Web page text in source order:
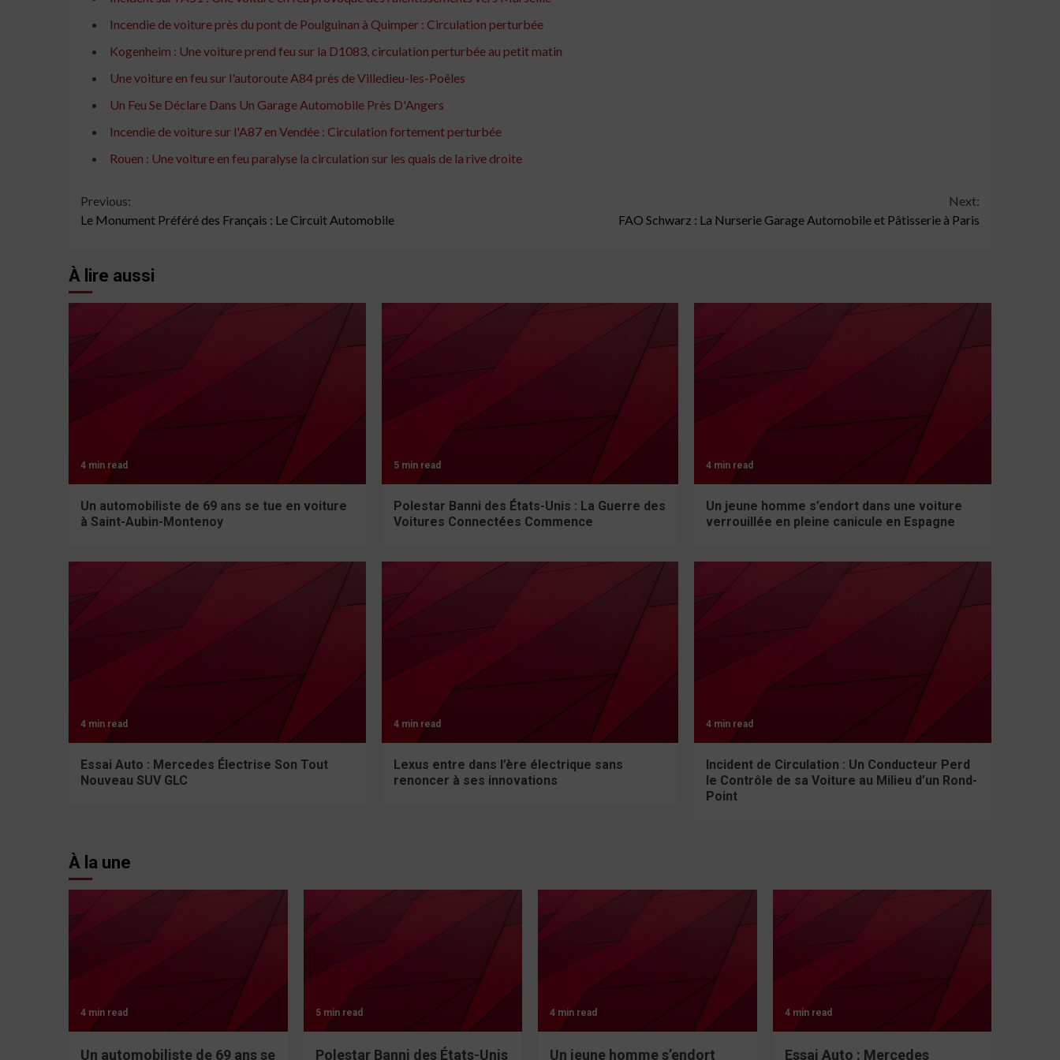
Incendie de voiture près du pont de Poulguinan à Quimper : Circulation perturbée
Kogenheim : Une voiture prend feu sur la D1083, circulation perturbée au petit matin
Une voiture en feu sur l'autoroute A84 près de Villedieu-les-Poêles
Un Feu Se Déclare Dans Un Garage Automobile Près D'Angers
Incendie de voiture sur l'A87 en Vendée : Circulation fortement perturbée
Rouen : Une voiture en feu paralyse la circulation sur les quais de la rive droite
Continue
Previous:
Le Monument Préféré des Français : Le Circuit Automobile
Next:
FAO Schwarz : La Nurserie Garage Automobile et Pâtisserie à Paris
À lire aussi
4 min read
Un automobiliste de 69 ans se tue en voiture
à Saint-Aubin-Montenoy
5 min read
Polestar Banni des États-Unis : La Guerre des
Voitures Connectées Commence
4 min read
Un jeune homme s’endort dans une voiture
verrouillée en pleine canicule en Espagne
4 min read
Essai Auto : Mercedes Électrise Son Tout
Nouveau SUV GLC
4 min read
Lexus entre dans l’ère électrique sans
renoncer à ses innovations
4 min read
Incident de Circulation : Un Conducteur Perd
le Contrôle de sa Voiture au Milieu d’un Rond-
Point
À la une
4 min read
Un automobiliste de 69 ans se
5 min read
Polestar Banni des États-Unis
4 min read
Un jeune homme s’endort
4 min read
Essai Auto : Mercedes